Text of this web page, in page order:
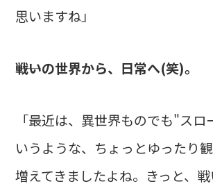
思いますね」
――戦いの世界から、日常へ(笑)。
「最近は、異世界ものでも"ス
いうような、ちょっとゆったり
増えてきましたよね。きっと、